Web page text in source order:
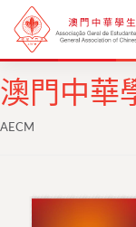
澳門中華
AECM